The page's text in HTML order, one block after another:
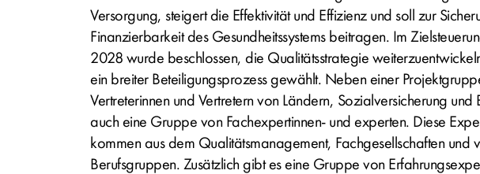
Versorgung, steigert die Effektivität und Effizienz und soll zur
Finanzierbarkeit des Gesundheitssystems beitragen. Im
2028 wurde beschlossen, die Qualitätsstrategie
ein breiter Beteiligungsprozess gewählt. Neben einer
Vertreterinnen und Vertretern von Ländern, Sozialversicherung und
auch eine Gruppe von Fachexpertinnen- und experten. Diese
kommen aus dem Qualitätsmanagement, Fachgesellschaften und
Berufsgruppen. Zusätzlich gibt es eine Gruppe von